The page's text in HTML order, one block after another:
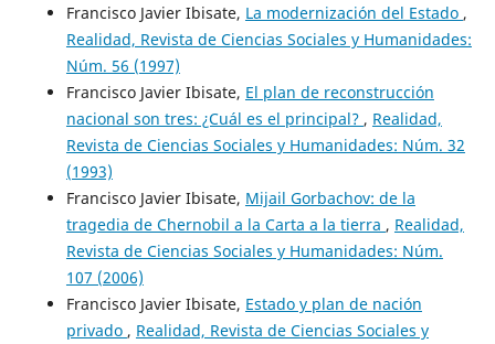
Francisco Javier Ibisate, La modernización del Estado ,
Realidad, Revista de Ciencias Sociales y Humanidades:
Núm. 56 (1997)
Francisco Javier Ibisate, El plan de reconstrucción
nacional son tres: ¿Cuál es el principal? , Realidad,
Revista de Ciencias Sociales y Humanidades: Núm. 32
(1993)
Francisco Javier Ibisate, Mijail Gorbachov: de la
tragedia de Chernobil a la Carta a la tierra , Realidad,
Revista de Ciencias Sociales y Humanidades: Núm.
107 (2006)
Francisco Javier Ibisate, Estado y plan de nación
privado , Realidad, Revista de Ciencias Sociales y